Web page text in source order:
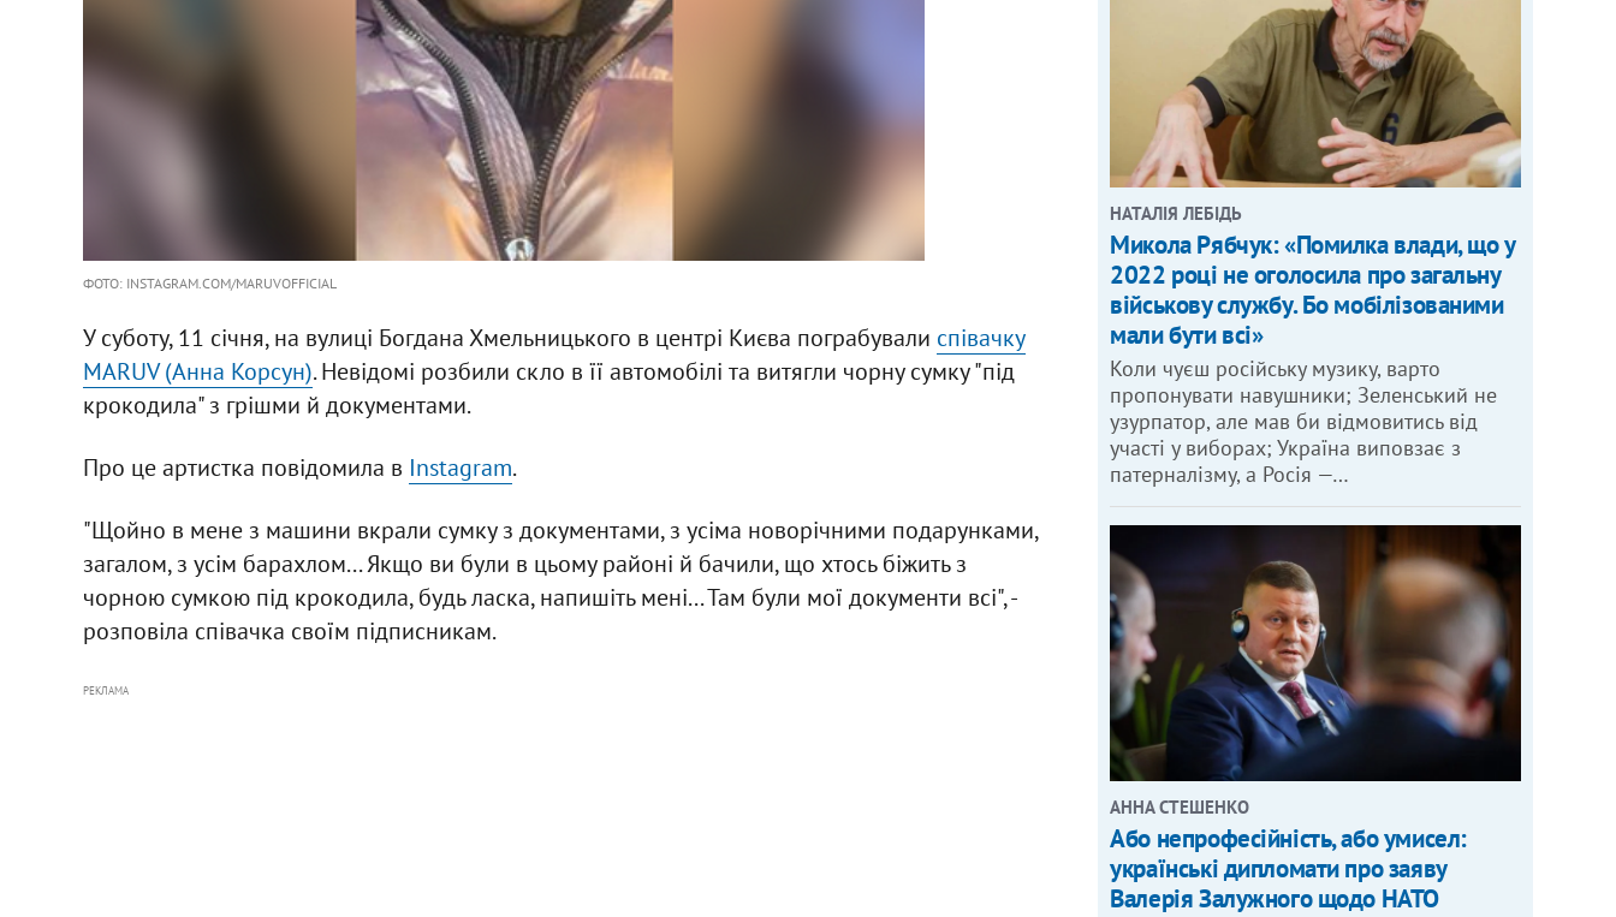
ФОТО: INSTAGRAM.COM/MARUVOFFICIAL
У суботу, 11 січня, на вулиці Богдана Хмельницького в центрі Києва пограбували співачку
MARUV (Анна Корсун). Невідомі розбили скло в її автомобілі та витягли чорну сумку "під
крокодила" з грішми й документами.
Про це артистка повідомила в Instagram.
"Щойно в мене з машини вкрали сумку з документами, з усіма новорічними подарунками,
загалом, з усім барахлом... Якщо ви були в цьому районі й бачили, що хтось біжить з
чорною сумкою під крокодила, будь ласка, напишіть мені... Там були мої документи всі", -
розповіла співачка своїм підписникам.
РЕКЛАМА
НАТАЛІЯ ЛЕБІДЬ
Микола Рябчук: «Помилка влади, що у
2022 році не оголосила про загальну
військову службу. Бо мобілізованими
мали бути всі»
Коли чуєш російську музику, варто
пропонувати навушники; Зеленський не
узурпатор, але мав би відмовитись від
участі у виборах; Україна виповзає з
патерналізму, а Росія —…
АННА СТЕШЕНКО
Або непрофесійність, або умисел:
українські дипломати про заяву
Валерія Залужного щодо НАТО